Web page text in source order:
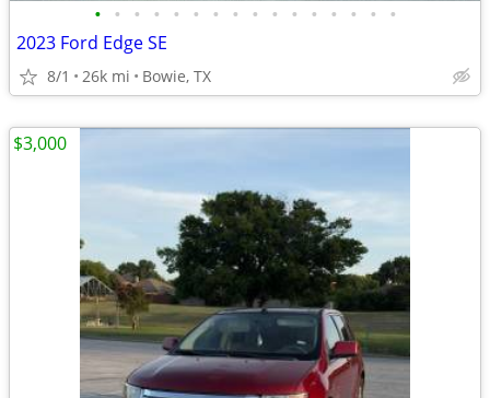
• • • • • • • • • • • • • • • •
2023 Ford Edge SE
8/1 26k mi Bowie, TX
$3,000